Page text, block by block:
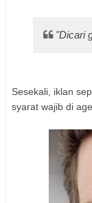
"Dicari
Sesekali, iklan
syarat wajib di